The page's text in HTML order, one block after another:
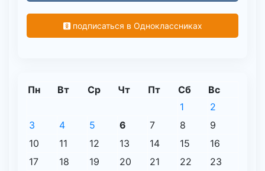
подписаться в Одноклассниках
Пн Вт Ср Чт Пт Сб Вс
1
2
3
4 5 6 7 8
9
10
11 12 13 14 15
16
17
18 19 20 21 22
23